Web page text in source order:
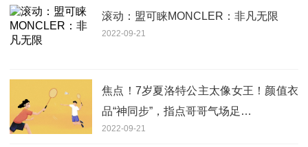
滚动：盟可睐MONCLER：非凡无限
2022-09-21
焦点！7岁夏洛特公主太像女王！颜值衣
品“神同步”，指点哥哥气场足…
2022-09-21